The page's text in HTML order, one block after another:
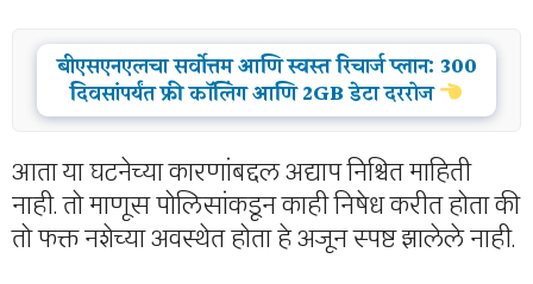
बीएसएनएलचा सर्वोत्तम आणि स्वस्त रिचार्ज प्लान: 300
दिवसांपर्यंत फ्री कॉलिंग आणि 2GB डेटा दररोज
आता या घटनेच्या कारणांबद्दल अद्याप निश्चित माहिती
नाही. तो माणूस पोलिसांकडून काही निषेध करीत होता की
तो फक्त नशेच्या अवस्थेत होता हे अजून स्पष्ट झालेले नाही.